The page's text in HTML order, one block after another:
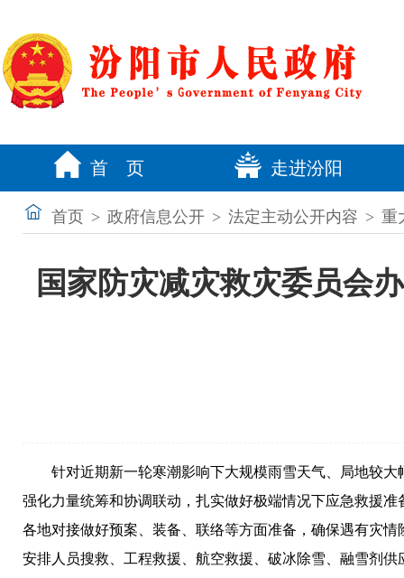
首 页 走进汾阳
首页 > 政府信息公开 > 法定主动公开内容 > 重
国家防灾减灾救灾委员会
针对近期新一轮寒潮影响下大规模雨雪天气、局地较
强化力量统筹和协调联动，扎实做好极端情况下应急救援
各地对接做好预案、装备、联络等方面准备，确保遇有灾
安排人员搜救、工程救援、航空救援、破冰除雪、融雪剂